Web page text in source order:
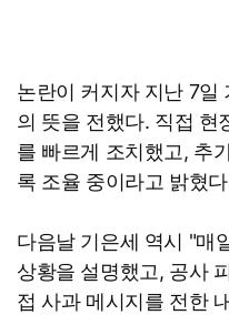
논란이 커지자 지난 7일
의 뜻을 전했다. 직접 현
를 빠르게 조치했고, 추
록 조율 중이라고 밝혔
다음날 기은세 역시 "매
상황을 설명했고, 공사
접 사과 메시지를 전한